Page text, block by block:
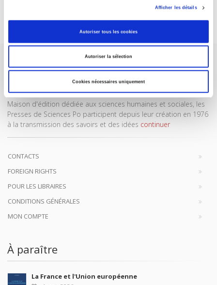
Afficher les détails
Autoriser tous les cookies
Autoriser la sélection
Cookies nécessaires uniquement
Je m’abonne
Maison d'édition dédiée aux sciences humaines et sociales, les
Presses de Sciences Po participent depuis leur création en 1976
à la transmission des savoirs et des idées continuer
CONTACTS
FOREIGN RIGHTS
POUR LES LIBRAIRES
CONDITIONS GÉNÉRALES
MON COMPTE
À paraître
La France et l'Union européenne